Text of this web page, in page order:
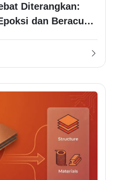
Diterangkan:
dan Beracuan